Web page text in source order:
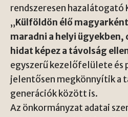
rendszeresen hazalátogató
„Külföldön élő
maradni a helyi ügyekben,
hidat képez a távolság
egyszerű kezelőfelülete és
jelentősen megkönnyítik a
generációk között is.
Az önkormányzat adatai